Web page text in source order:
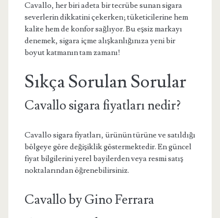
Cavallo, her biri adeta bir tecrübe sunan sigara
severlerin dikkatini çekerken; tüketicilerine hem
kalite hem de konfor sağlıyor. Bu eşsiz markayı
denemek, sigara içme alışkanlığınıza yeni bir
boyut katmanın tam zamanı!
Sıkça Sorulan Sorular
Cavallo sigara fiyatları nedir?
Cavallo sigara fiyatları, ürünün türüne ve satıldığı
bölgeye göre değişiklik göstermektedir. En güncel
fiyat bilgilerini yerel bayilerden veya resmi satış
noktalarından öğrenebilirsiniz.
Cavallo by Gino Ferrara